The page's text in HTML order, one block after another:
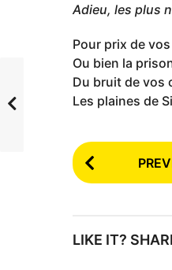
Adieu, les plus
Pour prix de
Ou bien la
Du bruit de vos
Les plaines de
P
o
t
P
LIKE IT?